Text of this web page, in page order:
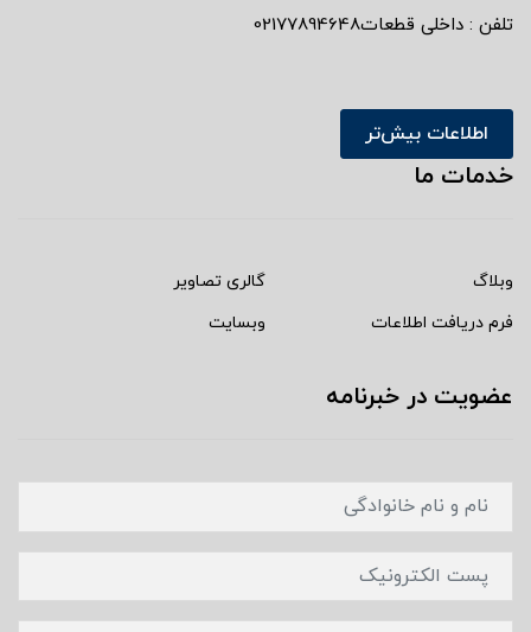
تلفن : داخلی قطعات02177894648
اطلاعات بیش‌تر
خدمات ما
وبلاگ
گالری تصاویر
فرم دریافت اطلاعات
وبسایت
عضویت در خبرنامه